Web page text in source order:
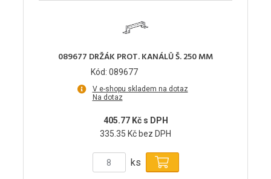
089677 DRŽÁK PROT. KANÁLŮ Š. 250 MM
Kód: 089677
V e-shopu skladem na dotaz
Na dotaz
405.77 Kč s DPH
335.35 Kč bez DPH
ks